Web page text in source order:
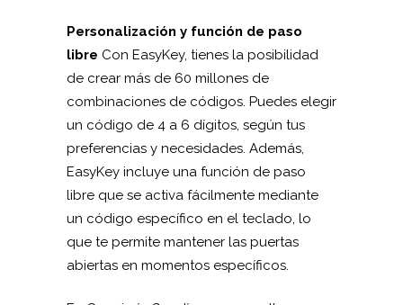
Personalización y función de paso
libre Con EasyKey, tienes la posibilidad
de crear más de 60 millones de
combinaciones de códigos. Puedes elegir
un código de 4 a 6 dígitos, según tus
preferencias y necesidades. Además,
EasyKey incluye una función de paso
libre que se activa fácilmente mediante
un código específico en el teclado, lo
que te permite mantener las puertas
abiertas en momentos específicos.